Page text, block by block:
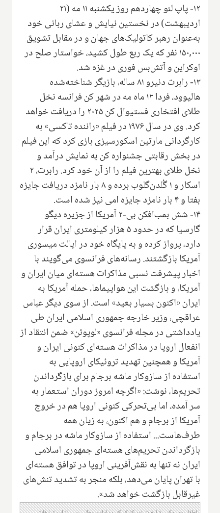
۱۲- پاپ لئو چهاردهم روز یکشنبه ۱۱ مه (۲۱
اردیبهشت) در نخستین نیایش و عشای ربانی خود
به‌عنوان رهبر کاتولیک‌های جهان و در مقابل تشویق
۱۵۰,۰۰۰ نفر که یک ربع طول کشید، خواستار صلح در
اوکراین و آتش‌بس فوری در غزه شد.
۱۳- رابرت دنیرو ۸۱ ساله، بازیگر شناخته‌شده
هالیوود، فردا ۱۳ ماه مه در شهر کن فرانسه نخل
طلای افتخاری فستیوال کن ۲۰۲۵ را دریافت خواهد
کرد. وی در سال ۱۹۷۶ در فیلم «راننده تاکسی» به
کارگردانی مارتین اسکورسیزی بازی کرد که این فیلم
در بخش رقابتی جشنواره کن به نمایش درآمد و
نخل طلای بهترین فیلم را از آن خود کرد. رابرت، ۲
اسکار و ۱ گُلدن‌گلوب برده و ۸ بار نامزد دریافت جایزه
بفتا و ۴ بار نامزد جایزه امی نیز شده است.
۱۴- شش بمب‌افکن بی-۲ آمریکا از جزیره دیگو
گارسیا که در حدود ۵ هزار کیلومتری ایران قرار
دارد، پرواز کرده و به پایگاه خود در ایالت میسوری
آمریکا بازگشتند. رسانه‌های فرانسوی می‌گویند با
اخبار پیشرفت نسبی مذاکرات هسته‌ای میان ایران و
آمریکا، و بازگشت این هواپیماها، حمله آمریکا به
ایران «اکنون بسیار بعید» است. از سوی دیگر عباس
عراقچی، وزیر خارجه جمهوری اسلامی ایران طی
یادداشتی در مجله فرانسوی «لوپوئن» ضمن انتقاد از
انفعال اروپا در مذاکرات هسته‌ای کنونی ایران و
آمریکا و همچنین تهدید تروئیکای اروپایی به
استفاده از سازوکار ماشه برجام برای بازگرداندن
تحریم‌ها، نوشت: «اگرچه امروز دوران استعمار به
سر آمده، اما بی‌تحرکی کنونی اروپا هم در خروج
آمریکا از برجام و هم اکنون، به زیان همه
طرف‌هاست... استفاده از سازوکار ماشه در برجام و
بازگرداندن تحریم‌های هسته‌ای جمهوری اسلامی
ایران نه تنها به نقش‌آفرینی اروپا در توافق هسته‌ای
با تهران پایان می‌دهد، بلکه منجر به تشدید تنش‌های
غیرقابل بازگشت خواهد شد».